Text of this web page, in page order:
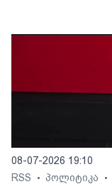
08-07-2026 19:10
RSS
• პოლიტიკა •